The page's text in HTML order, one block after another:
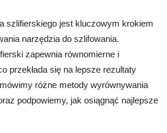
szlifierskiego jest kluczowym krokiem
narzędzia do szlifowania.
zapewnia równomierne i
przekłada się na lepsze rezultaty
różne metody wyrównywania
podpowiemy, jak osiągnąć najlepsze